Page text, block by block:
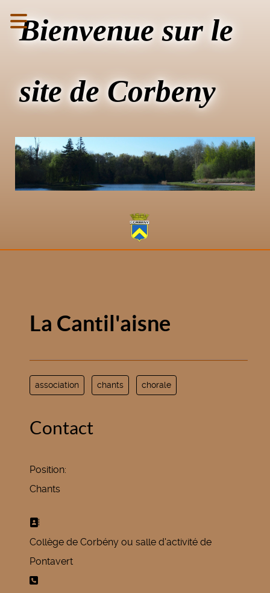
Bienvenue sur le
site de Corbeny
La Cantil'aisne
association chants chorale
Contact
Position:
Chants
Adresse:
Collège de Corbény ou salle d'activité de
Pontavert
Téléphone: